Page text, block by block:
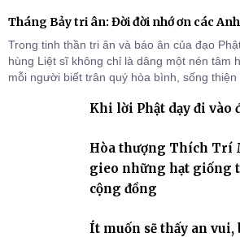
Tháng Bảy tri ân: Đời đời nhớ ơn các
Trong tinh thần tri ân và báo ân của đạo
hùng Liệt sĩ không chỉ là dâng một nén tâm
mỗi người biết trân quý hòa bình, sống thiện
Khi lời Phật dạy đi vào
Hòa thượng Thích Trí
gieo những hạt giống
cộng đồng
Ít muốn sẽ thấy an vui,